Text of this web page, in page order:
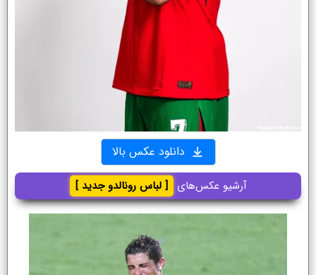
دانلود عکس بالا
آرشیو عکس‌های [ لباس رونالدو جدید ]